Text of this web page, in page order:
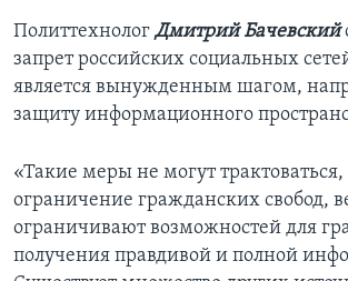
Политтехнолог Дмитрий Бачевский
запрет российских социальных
является вынужденным шагом,
защиту информационного
«Такие меры не могут трактоваться,
ограничение гражданских свобод,
ограничивают возможностей для
получения правдивой и полной